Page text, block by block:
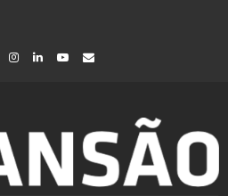
DE CASOS DE SÍNDROME GRIPAL